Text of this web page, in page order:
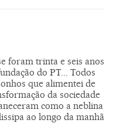
foram trinta e seis anos
do PT... Todos
que alimentei de
da sociedade
como a neblina
ao longo da manhã